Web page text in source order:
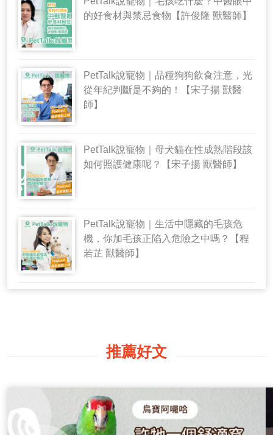
的好食材與禁忌食物【許俊隆 獸醫師】
PetTalk說寵物｜品種狗狗飲食注意，光
從年紀判斷是不夠的！【宋子揚 獸醫
師】
PetTalk說寵物｜母犬貓在性成熟階段該
如何照護健康呢？【宋子揚 獸醫師】
PetTalk說寵物｜生活中隱藏的毛孩危
機，你加毛孩正陷入危險之中嗎？【程
若芷 獸醫師】
推薦好文